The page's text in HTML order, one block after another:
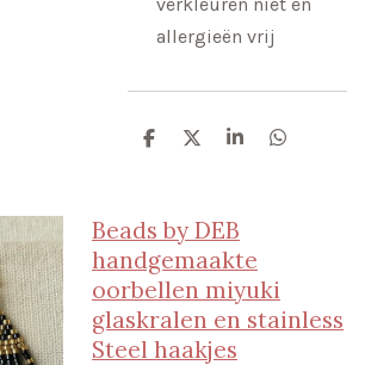
allergieën vrij
D
D
S
e
D
Beads by DEB
handgemaakte
oorbellen miyuki
glaskralen en stainless
Steel haakjes